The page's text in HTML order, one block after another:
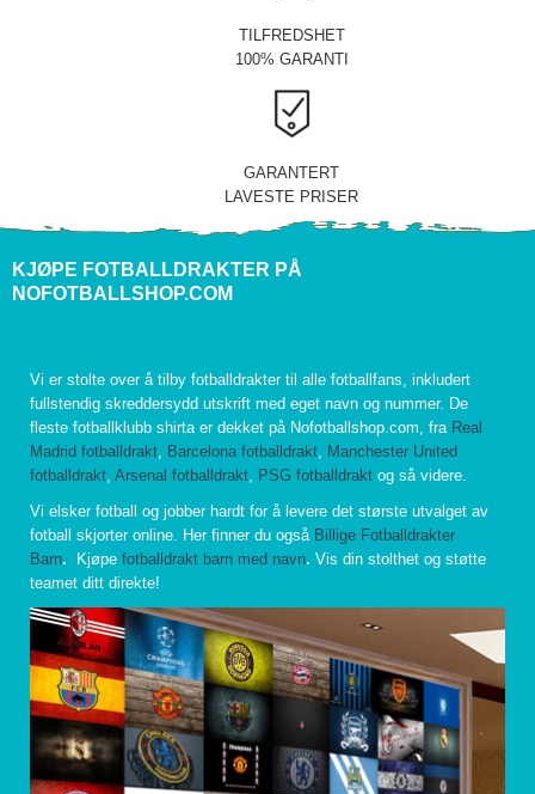
TILFREDSHET
100% GARANTI
GARANTERT
LAVESTE PRISER
KJØPE FOTBALLDRAKTER PÅ
NOFOTBALLSHOP.COM
Vi er stolte over å tilby fotballdrakter til alle fotballfans, inkludert
fullstendig skreddersydd utskrift med eget navn og nummer. De
fleste fotballklubb shirta er dekket på Nofotballshop.com, fra Real
Madrid fotballdrakt, Barcelona fotballdrakt, Manchester United
fotballdrakt, Arsenal fotballdrakt, PSG fotballdrakt og så videre.
Vi elsker fotball og jobber hardt for å levere det største utvalget av
fotball skjorter online. Her finner du også Billige Fotballdrakter
Barn. Kjøpe fotballdrakt barn med navn. Vis din stolthet og støtte
teamet ditt direkte!